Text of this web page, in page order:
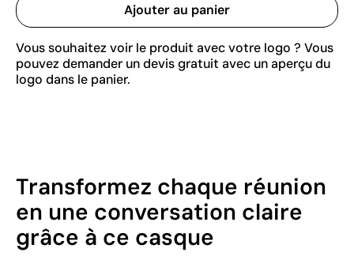
Ajouter au panier
Vous souhaitez voir le produit avec votre logo ? Vous
pouvez demander un devis gratuit avec un aperçu du
logo dans le panier.
Transformez chaque réunion
en une conversation claire
grâce à ce casque